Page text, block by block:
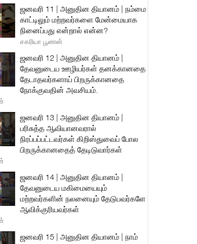
ஜனவரி 11 | அனுதின தியானம் | நம்மை
காட்டிலும் மற்றவர்களை மேன்மையாக
நினைப்பது என்றால் என்ன?
சகரியா பூணன்
ஜனவரி 12 | அனுதின தியானம் |
தேவனுடைய ஊழியர்கள் தனக்கானதை
தேடாதவர்களாய் பிறருக்கானதை
நோக்குவதின் அவசியம்.
ஜனவரி 13 | அனுதின தியானம் |
பரிசுத்த ஆவியானவரால்
நிரப்பப்பட்டவர்கள் கிறிஸ்துவைப் போல
பிறருக்கானதைத் தேடிடுவார்கள்
ஜனவரி 14 | அனுதின தியானம் |
தேவனுடைய மகிமையையும்
மற்றவர்களின் நலனையும் தேடுபவர்களே
ஆவிக்குரியவர்கள்
ஜனவரி 15 | அனுதின தியானம் | நாம்